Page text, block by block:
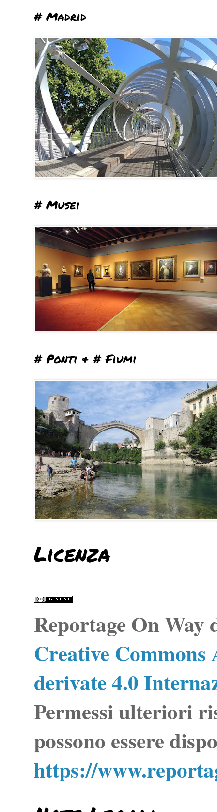
# Madrid
# Musei
# Ponti & # Fiumi
Licenza
Reportage On Way
Creative
derivate 4.0
Permessi ulteriori
possono essere
https://